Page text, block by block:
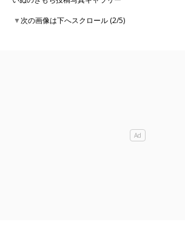
▼次の画像は下へスクロール (2/5)